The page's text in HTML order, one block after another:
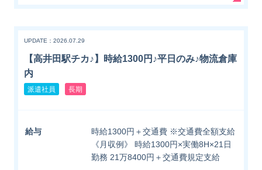
UPDATE：2026.07.29
【高井田駅チカ♪】時給1300円♪平日のみ♪物流倉庫
内
派遣社員 長期
給与
時給1300円＋交通費 ※交通費全額支給
《月収例》 時給1300円×実働8H×21日
勤務 21万8400円＋交通費規定支給